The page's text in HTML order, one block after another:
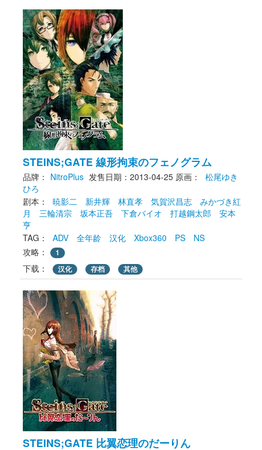
STEINS;GATE 線形拘束のフェノグラム
品牌： NitroPlus 发售日期：2013-04-25 原画：
松尾ゆき
ひろ
剧本：
暁影二 新井輝 林直孝 気賀沢昌志
みかづき紅
月
三輪清宗 坂本正吾 下倉バイオ 打越鋼太郎
安本
亨
TAG：
ADV 全年龄 汉化 Xbox360 PS
NS
攻略：
1
下载： 汉化 存档 其他
STEINS;GATE 比翼恋理のだーりん